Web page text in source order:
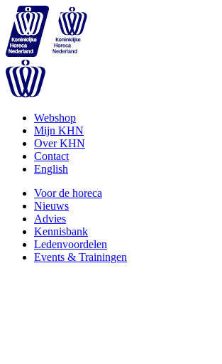
Webshop
Mijn KHN
Over KHN
Contact
English
Voor de horeca
Nieuws
Advies
Kennisbank
Ledenvoordelen
Events & Trainingen